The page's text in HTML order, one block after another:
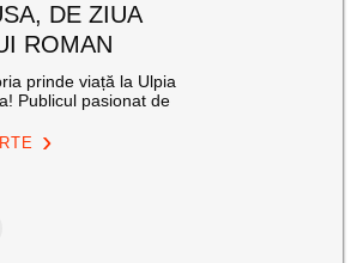
DE ZIUA
ROMAN
prinde viață la Ulpia
Publicul pasionat de